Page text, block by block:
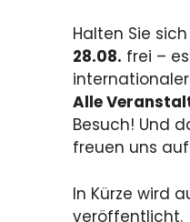
Halten Sie
28.08. frei –
Alle
Besuch! Und
freuen uns
In Kürze wird
veröffentlicht.